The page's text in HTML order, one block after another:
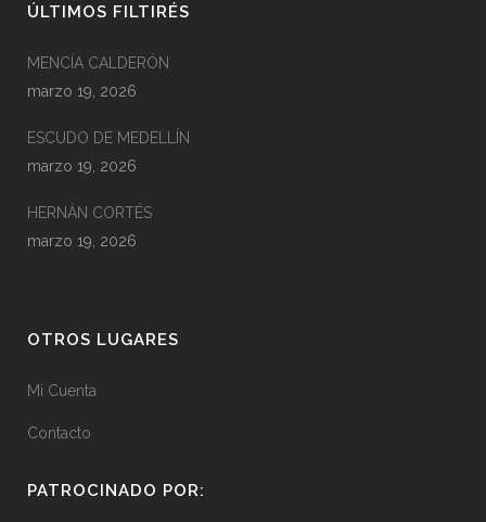
ÚLTIMOS FILTIRÉS
MENCÍA CALDERÓN
marzo 19, 2026
ESCUDO DE MEDELLÍN
marzo 19, 2026
HERNÁN CORTÉS
marzo 19, 2026
OTROS LUGARES
Mi Cuenta
Contacto
PATROCINADO POR: